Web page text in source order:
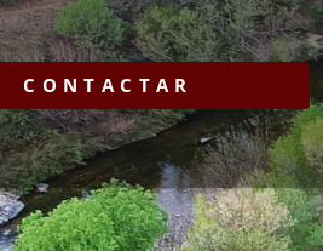
CONTACTAR